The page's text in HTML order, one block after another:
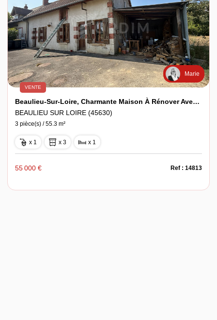
Marie
VENTE
Beaulieu-Sur-Loire, Charmante Maison À Rénover Avec Dépendances
BEAULIEU SUR LOIRE (45630)
3 pièce(s) / 55.3 m²
x 1 x 3 x 1
55 000 € Ref : 14813